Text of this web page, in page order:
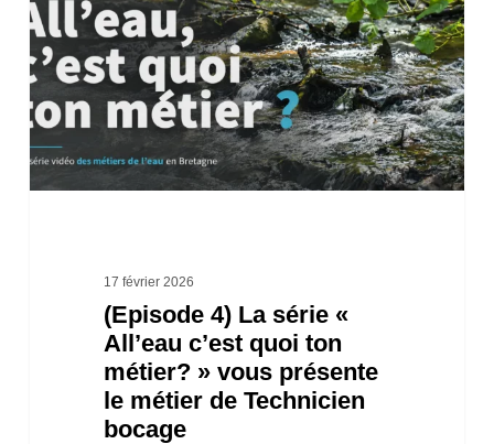
série
«
All’eau
c’est
quoi
présente
17 février 2026
(Episode 4) La série «
All’eau c’est quoi ton
métier? » vous présente
le métier de Technicien
bocage